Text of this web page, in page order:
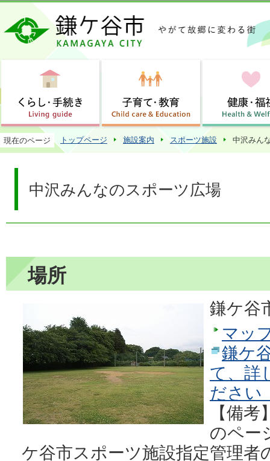
この
現在のページ トップページ 施設案内 スポーツ施設 中沢みん
中沢みんなのスポーツ広場
場所
鎌ケ谷
マッ
鎌ケ
て、詳
ださい
【備
のペー
ケ谷市スポーツ施設指定管理